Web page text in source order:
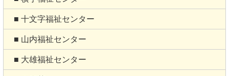
■ 十文字福祉センター
■ 山内福祉センター
■ 大雄福祉センター